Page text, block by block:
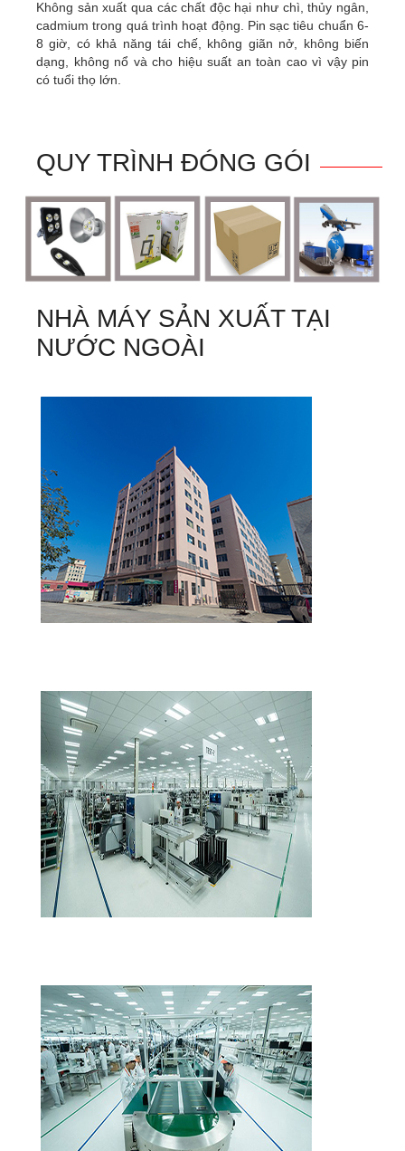
Không sản xuất qua các chất độc hại như chì, thủy ngân,
cadmium trong quá trình hoạt động. Pin sạc tiêu chuẩn 6-
8 giờ, có khả năng tái chế, không giãn nở, không biến
dạng, không nổ và cho hiệu suất an toàn cao vì vậy pin
có tuổi thọ lớn.
QUY TRÌNH ĐÓNG GÓI
NHÀ MÁY SẢN XUẤT TẠI
NƯỚC NGOÀI